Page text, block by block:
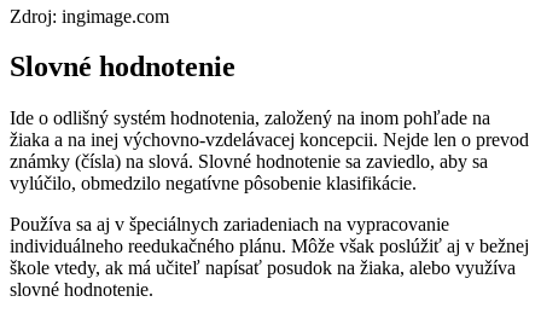
Zdroj: ingimage.com
Slovné hodnotenie
Ide o odlišný systém hodnotenia, založený na inom pohľade na
žiaka a na inej výchovno-vzdelávacej koncepcii. Nejde len o prevod
známky (čísla) na slová. Slovné hodnotenie sa zaviedlo, aby sa
vylúčilo, obmedzilo negatívne pôsobenie klasifikácie.
Používa sa aj v špeciálnych zariadeniach na vypracovanie
individuálneho reedukačného plánu. Môže však poslúžiť aj v bežnej
škole vtedy, ak má učiteľ napísať posudok na žiaka, alebo využíva
slovné hodnotenie.